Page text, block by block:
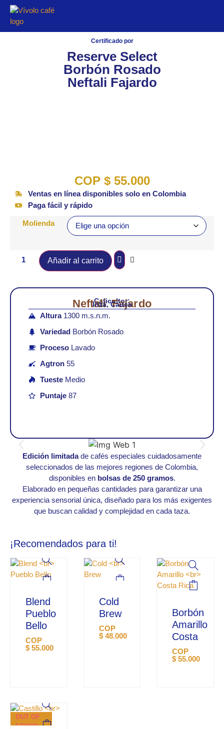
Certificado por
Reserve Select
Borbón Rosado
Neftali Fajardo
COP $55.000
Ventas en línea disponibles solo en Colombia
Paga fácil y rápido
Molienda
Añadir al carrito
Caficultor:
Neftali Fajardo
Inzá, Cauca
Altura1300 m.s.n.m.
VariedadBorbón Rosado
ProcesoLavado
Agtron55
TuesteMedio
Puntaje87
Edición limitadade cafés especiales cuidadosamente
seleccionados de las mejores regiones de Colombia,
disponibles en bolsas de 250 gramos.
Elaborado en pequeñas cantidades para garantizar una
experiencia sensorial única, diseñado para los más exigentes
que buscan calidad y complejidad en cada taza.
¡Recomendados para ti!
Blend
Pueblo
Bello
COP
$ 55.000
Cold
Brew
COP
$48.000
Borbón
Amarillo
Costa
COP
$ 55.000
OUT OF
STOCK